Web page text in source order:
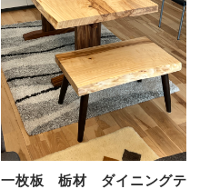
一枚板 栃材 ダイニングテ